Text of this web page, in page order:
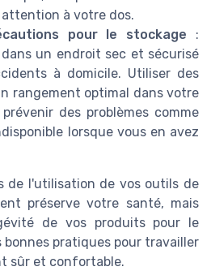
à votre dos.
pour le stockage :
un endroit sec et sécurisé
à domicile. Utiliser des
rangement optimal dans votre
des problèmes comme
lorsque vous en avez
de l'utilisation de vos outils de
préserve votre santé, mais
de vos produits pour le
bonnes pratiques pour travailler
sûr et confortable.